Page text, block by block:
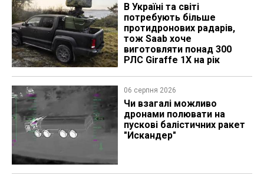
В Україні та світі
потребують більше
протидронових радарів,
тож Saab хоче
виготовляти понад 300
РЛС Giraffe 1X на рік
06 серпня 2026
Чи взагалі можливо
дронами полювати на
пускові балістичних ракет
"Искандер"